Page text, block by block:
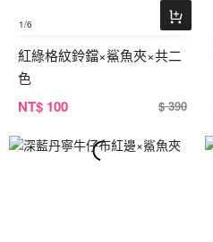
1/6
紅綠格紋鈴鐺×鯊魚夾×共二
色
NT$ 100 $ 390